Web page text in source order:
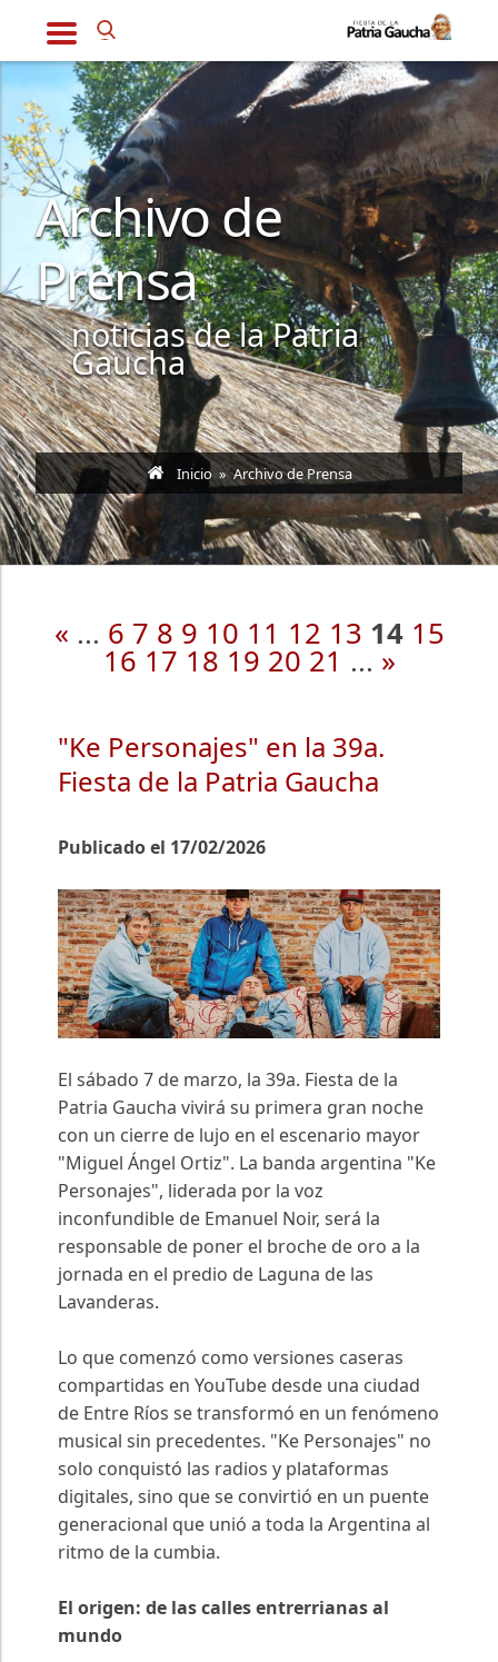
Archivo de
Prensa
noticias de la Patria
Gaucha
Inicio» Archivo de Prensa
« ... 6 7 8 9 10 11 12 13 14 15
16 17 18 19 20 21 ... »
"Ke Personajes" en la 39a.
Fiesta de la Patria Gaucha
Publicado el 17/02/2026
El sábado 7 de marzo, la 39a. Fiesta de la
Patria Gaucha vivirá su primera gran noche
con un cierre de lujo en el escenario mayor
"Miguel Ángel Ortiz". La banda argentina "Ke
Personajes", liderada por la voz
inconfundible de Emanuel Noir, será la
responsable de poner el broche de oro a la
jornada en el predio de Laguna de las
Lavanderas.
Lo que comenzó como versiones caseras
compartidas en YouTube desde una ciudad
de Entre Ríos se transformó en un fenómeno
musical sin precedentes. "Ke Personajes" no
solo conquistó las radios y plataformas
digitales, sino que se convirtió en un puente
generacional que unió a toda la Argentina al
ritmo de la cumbia.
El origen: de las calles entrerrianas al
mundo